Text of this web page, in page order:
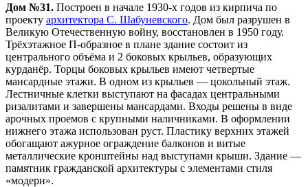
Дом №31. Построен в начале 1930-х годов из кирпича по
проекту архитектора С. Шабуневского. Дом был разрушен в
Великую Отечественную войну, восстановлен в 1950 году.
Трёхэтажное П-образное в плане здание состоит из
центрального объёма и 2 боковых крыльев, образующих
курданёр. Торцы боковых крыльев имеют четвертые
мансардные этажи. В одном из крыльев — цокольный этаж.
Лестничные клетки выступают на фасадах центральными
ризалитами и завершены мансардами. Входы решены в виде
арочных проемов с крупными наличниками. В оформлении
нижнего этажа использован руст. Пластику верхних этажей
обогащают ажурное ограждение балконов и витые
металлические кронштейны над выступами крыши. Здание —
памятник гражданской архитектуры с элементами стиля
«модерн».